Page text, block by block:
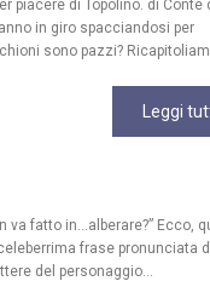
piacere di Topolino. di Conte
in giro spacciandosi per
sono pazzi?
Leggi
fatto in…alberare?” Ecco,
frase pronunciata
del personaggio...